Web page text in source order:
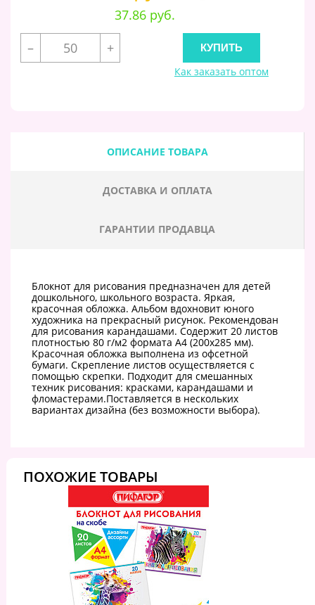
37.86 руб.
–
+
Как заказать оптом
ОПИСАНИЕ ТОВАРА
ДОСТАВКА И ОПЛАТА
ГАРАНТИИ ПРОДАВЦА
Блокнот для рисования предназначен для детей
дошкольного, школьного возраста. Яркая,
красочная обложка. Альбом вдохновит юного
художника на прекрасный рисунок. Рекомендован
для рисования карандашами. Содержит 20 листов
плотностью 80 г/м2 формата А4 (200х285 мм).
Красочная обложка выполнена из офсетной
бумаги. Скрепление листов осуществляется с
помощью скрепки. Подходит для смешанных
техник рисования: красками, карандашами и
фломастерами.Поставляется в нескольких
вариантах дизайна (без возможности выбора).
ПОХОЖИЕ ТОВАРЫ